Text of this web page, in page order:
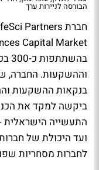
הבורסה לניירות ערך
וההשקעות. החברה,
בנקאות ההשקעות
ביקשה למקד את
התעשייה הישראלית
ועד היכולת של
לחברות מסחריות